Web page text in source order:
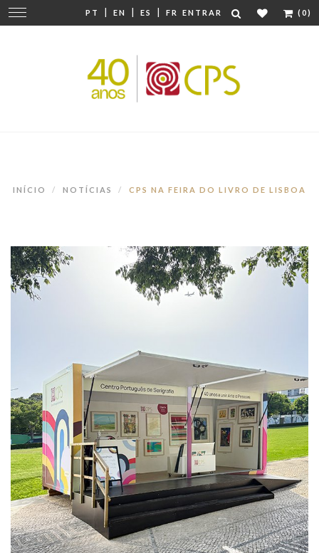
PT | EN | ES | FR ENTRAR (0)
Mudar
navegação
INÍCIO NOTÍCIAS CPS NA FEIRA DO LIVRO DE LISBOA